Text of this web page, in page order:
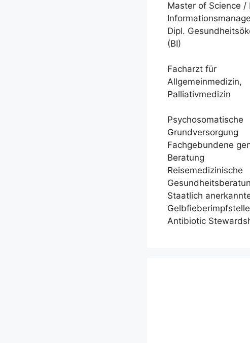
Master of Science /
Dipl.
(BI)
Facharzt für
Allgemeinmedizin,
Palliativmedizin
Psychosomatische
Grundversorgung
Fachgebundene
Beratung
Reisemedizinische
Staatlich
Gelbfieberimpfstelle
Antibiotic